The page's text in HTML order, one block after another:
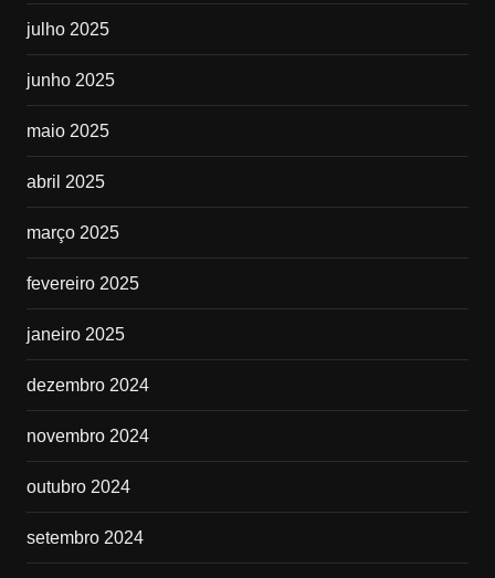
julho 2025
junho 2025
maio 2025
abril 2025
março 2025
fevereiro 2025
janeiro 2025
dezembro 2024
novembro 2024
outubro 2024
setembro 2024